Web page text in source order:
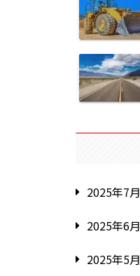
2025年7月
2025年6月
2025年5月